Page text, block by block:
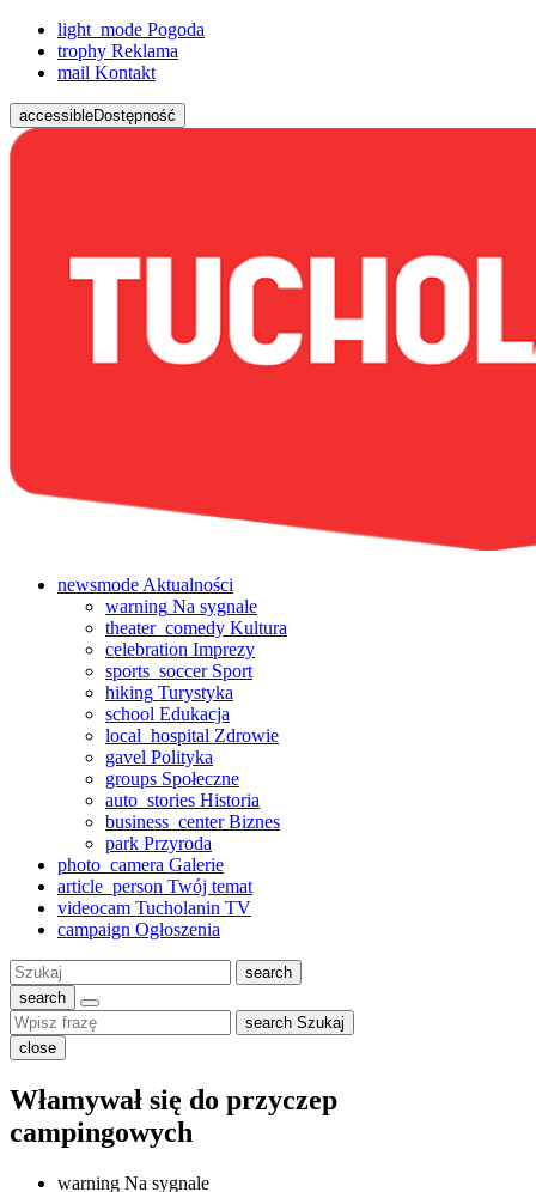
light_mode Pogoda
trophy Reklama
mail Kontakt
accessibleDostępność
newsmode Aktualności
warning Na sygnale
theater_comedy Kultura
celebration Imprezy
sports_soccerSport
hiking Turystyka
school Edukacja
local_hospital Zdrowie
gavel Polityka
groups Społeczne
auto_stories Historia
business_centerBiznes
park Przyroda
photo_camera Galerie
article_person Twój temat
videocam Tucholanin TV
campaign Ogłoszenia
Szukaj:
search
search
search Szukaj
close
Włamywał się do przyczep
campingowych
warning Na sygnale